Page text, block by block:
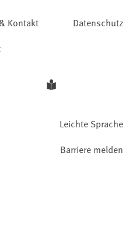
Kontakt
Datenschutz
Leichte Sprache
Barriere melden